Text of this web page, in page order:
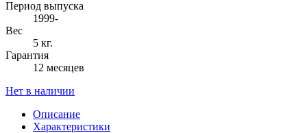
Период выпуска
1999-
Вес
5 кг.
Гарантия
12 месяцев
Нет в наличии
Описание
Характеристики